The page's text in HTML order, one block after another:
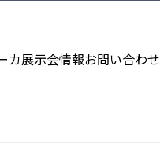
カ展示会情報お問い合わせ